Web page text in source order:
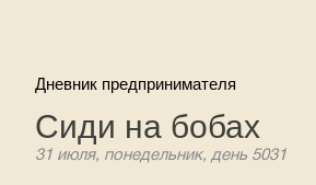
Дневник предпринимателя
Сиди на бобах
31 июля, понедельник, день 5031